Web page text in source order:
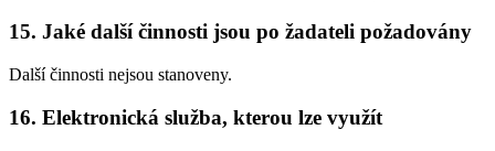
15. Jaké další činnosti jsou po žadateli požadovány
Další činnosti nejsou stanoveny.
16. Elektronická služba, kterou lze využít